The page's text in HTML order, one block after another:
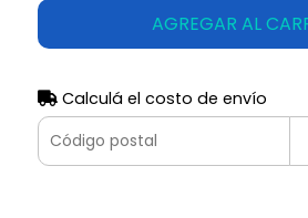
AGREGAR AL
Calculá el costo de envío